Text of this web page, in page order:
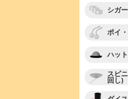
シガ
ポイ
ハット
スピ
回し)